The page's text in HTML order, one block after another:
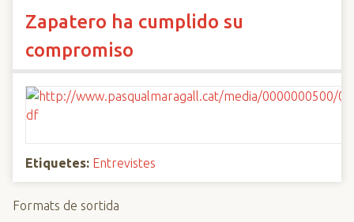
Zapatero ha cumplido su
compromiso
Etiquetes: Entrevistes
Formats de sortida